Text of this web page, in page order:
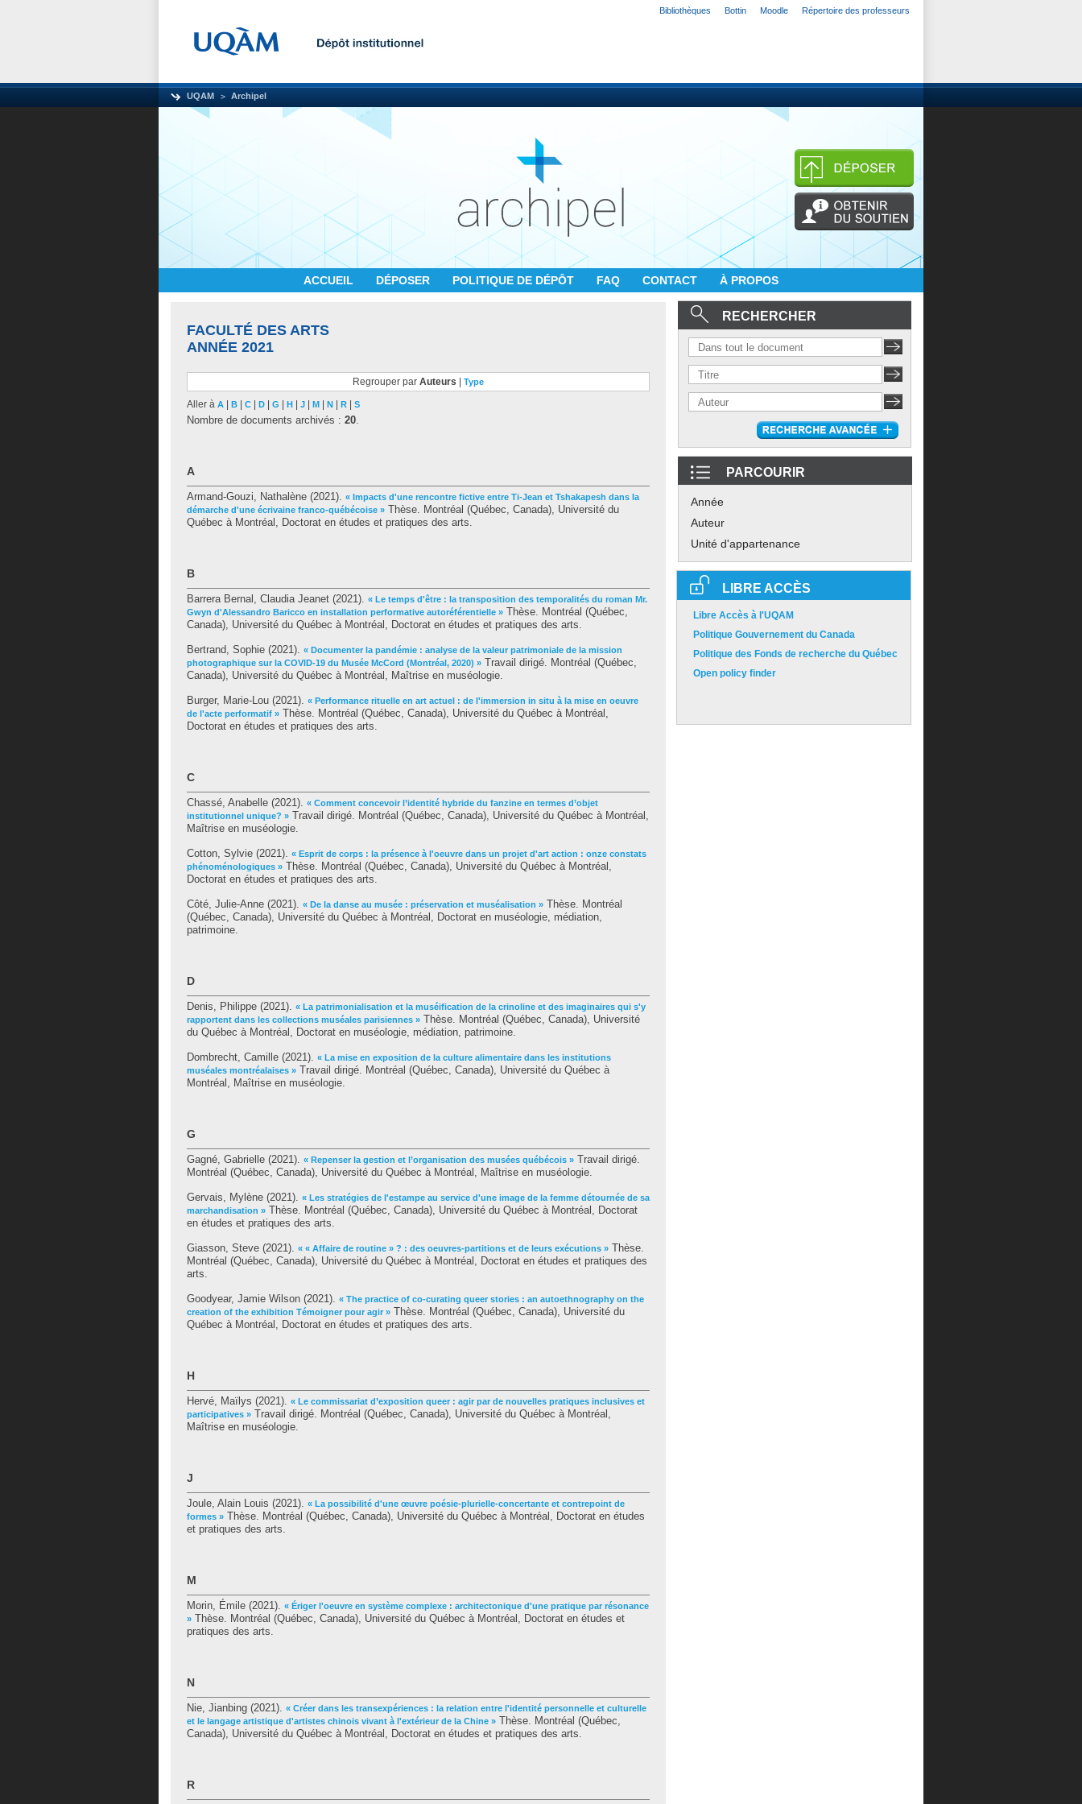
Bibliothèques Bottin Moodle Répertoire des professeurs
UQAM Archipel
ACCUEIL DÉPOSER POLITIQUE DE DÉPÔT FAQ CONTACT À PROPOS
FACULTÉ DES ARTS
ANNÉE 2021
Regrouper par Auteurs Type
Aller à A B C D G H J M N R S
Nombre de documents archivés : 20.
A
Armand-Gouzi, Nathalène (2021). « Impacts d'une rencontre fictive entre Ti-Jean et Tshakapesh dans la
démarche d'une écrivaine franco-québécoise » Thèse. Montréal (Québec, Canada), Université du
Québec à Montréal, Doctorat en études et pratiques des arts.
B
Barrera Bernal, Claudia Jeanet (2021). « Le temps d'être : la transposition des temporalités du roman Mr.
Gwyn d'Alessandro Baricco en installation performative autoréférentielle » Thèse. Montréal (Québec,
Canada), Université du Québec à Montréal, Doctorat en études et pratiques des arts.
Bertrand, Sophie (2021). « Documenter la pandémie : analyse de la valeur patrimoniale de la mission
photographique sur la COVID-19 du Musée McCord (Montréal, 2020) » Travail dirigé. Montréal (Québec,
Canada), Université du Québec à Montréal, Maîtrise en muséologie.
Burger, Marie-Lou (2021). « Performance rituelle en art actuel : de l'immersion in situ à la mise en oeuvre
de l'acte performatif » Thèse. Montréal (Québec, Canada), Université du Québec à Montréal,
Doctorat en études et pratiques des arts.
C
Chassé, Anabelle (2021). « Comment concevoir l’identité hybride du fanzine en termes d’objet
institutionnel unique? » Travail dirigé. Montréal (Québec, Canada), Université du Québec à Montréal,
Maîtrise en muséologie.
Cotton, Sylvie (2021). « Esprit de corps : la présence à l'oeuvre dans un projet d'art action : onze constats
phénoménologiques » Thèse. Montréal (Québec, Canada), Université du Québec à Montréal,
Doctorat en études et pratiques des arts.
Côté, Julie-Anne (2021). « De la danse au musée : préservation et muséalisation » Thèse. Montréal
(Québec, Canada), Université du Québec à Montréal, Doctorat en muséologie, médiation,
patrimoine.
D
Denis, Philippe (2021). « La patrimonialisation et la muséification de la crinoline et des imaginaires qui s'y
rapportent dans les collections muséales parisiennes » Thèse. Montréal (Québec, Canada), Université
du Québec à Montréal, Doctorat en muséologie, médiation, patrimoine.
Dombrecht, Camille (2021). « La mise en exposition de la culture alimentaire dans les institutions
muséales montréalaises » Travail dirigé. Montréal (Québec, Canada), Université du Québec à
Montréal, Maîtrise en muséologie.
G
Gagné, Gabrielle (2021). « Repenser la gestion et l’organisation des musées québécois » Travail dirigé.
Montréal (Québec, Canada), Université du Québec à Montréal, Maîtrise en muséologie.
Gervais, Mylène (2021). « Les stratégies de l'estampe au service d'une image de la femme détournée de sa
marchandisation » Thèse. Montréal (Québec, Canada), Université du Québec à Montréal, Doctorat
en études et pratiques des arts.
Giasson, Steve (2021). « « Affaire de routine » ? : des oeuvres-partitions et de leurs exécutions » Thèse.
Montréal (Québec, Canada), Université du Québec à Montréal, Doctorat en études et pratiques des
arts.
Goodyear, Jamie Wilson (2021). « The practice of co-curating queer stories : an autoethnography on the
creation of the exhibition Témoigner pour agir » Thèse. Montréal (Québec, Canada), Université du
Québec à Montréal, Doctorat en études et pratiques des arts.
H
Hervé, Maïlys (2021). « Le commissariat d’exposition queer : agir par de nouvelles pratiques inclusives et
participatives » Travail dirigé. Montréal (Québec, Canada), Université du Québec à Montréal,
Maîtrise en muséologie.
J
Joule, Alain Louis (2021). « La possibilité d'une œuvre poésie-plurielle-concertante et contrepoint de
formes » Thèse. Montréal (Québec, Canada), Université du Québec à Montréal, Doctorat en études
et pratiques des arts.
M
Morin, Émile (2021). « Ériger l'oeuvre en système complexe : architectonique d'une pratique par résonance
» Thèse. Montréal (Québec, Canada), Université du Québec à Montréal, Doctorat en études et
pratiques des arts.
N
Nie, Jianbing (2021). « Créer dans les transexpériences : la relation entre l'identité personnelle et culturelle
et le langage artistique d'artistes chinois vivant à l'extérieur de la Chine » Thèse. Montréal (Québec,
Canada), Université du Québec à Montréal, Doctorat en études et pratiques des arts.
R
RECHERCHER
PARCOURIR
Année
Auteur
Unité d'appartenance
LIBRE ACCÈS
Libre Accès à l'UQAM
Politique Gouvernement du Canada
Politique des Fonds de recherche du Québec
Open policy finder